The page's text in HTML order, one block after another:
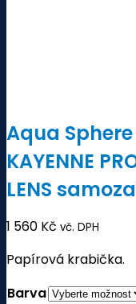
Aqua
KAYENNE
LENS
1 560 Kč vč. DPH
Papírová krabička.
Barva